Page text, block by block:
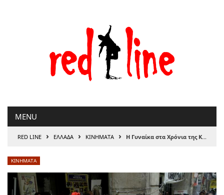
MENU
RED LINE › ΕΛΛΑΔΑ › ΚΙΝΗΜΑΤΑ › Η Γυναίκα στα Χρόνια της Κρίσης (ΒΙΝΤΕΟ)
ΚΙΝΗΜΑΤΑ